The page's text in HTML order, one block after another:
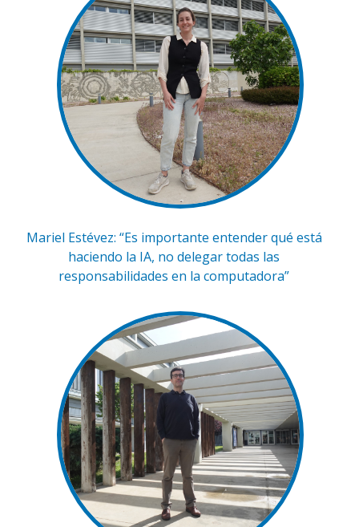
Mariel Estévez: “Es importante entender qué está
haciendo la IA, no delegar todas las
responsabilidades en la computadora”